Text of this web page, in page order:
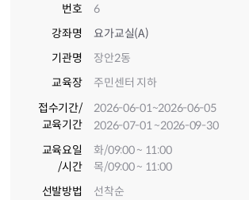
번호
6
강좌명
요가교실(A)
기관명
장안2동
교육장
주민센터 지하
접수기간/
교육기간
2026-06-01~2026-06-05
2026-07-01 ~2026-09-30
교육요일
/시간
화/09:00 ~ 11:00
목/09:00 ~ 11:00
선발방법
선착순